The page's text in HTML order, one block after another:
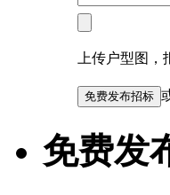
上传户型图
免费发